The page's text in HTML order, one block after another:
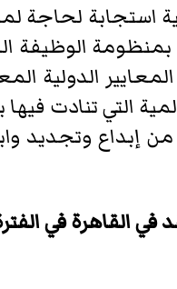
استجابة لحاجة
الوظيفة
الدولية
التي تنادت فيها
من إبداع وتجديد